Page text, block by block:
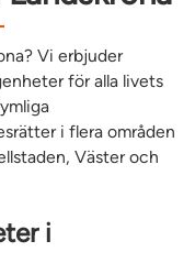
Vi erbjuder
för alla livets
i flera områden
Väster och
i